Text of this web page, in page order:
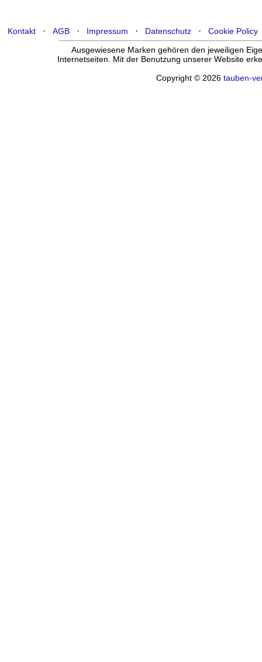
Kontakt· AGB· Impressum · Datenschutz· Cookie Policy
Ausgewiesene Marken gehören den jeweiligen
Internetseiten. Mit der Benutzung unserer Website
Copyright © 2026 tauben-